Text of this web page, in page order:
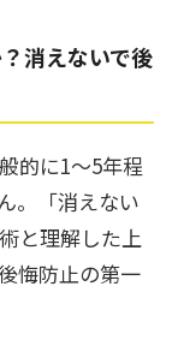
消えないで後
的に1〜5年程
。「消えない
と理解した上
悔防止の第一